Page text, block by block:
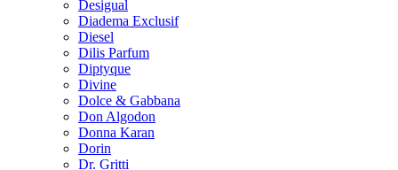
Desigual
Diadema Exclusif
Diesel
Dilis Parfum
Diptyque
Divine
Dolce & Gabbana
Don Algodon
Donna Karan
Dorin
Dr. Gritti